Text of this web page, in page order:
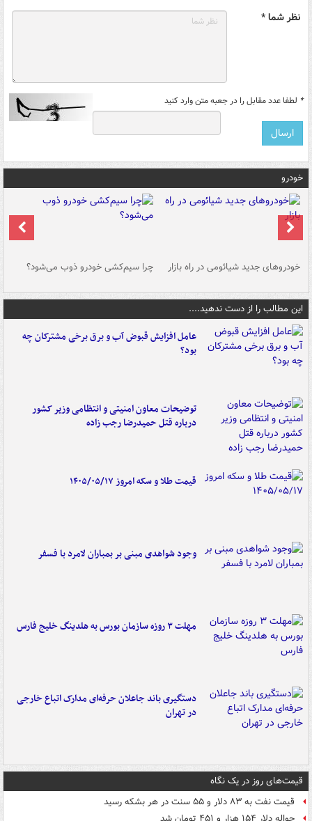
نظر شما *
* لطفا عدد مقابل را در جعبه متن وارد کنید
خودرو
خودروهای جدید شیائومی در راه بازار چرا سیم‌کشی خودرو ذوب می‌شود؟
این مطالب را از دست ندهید....
عامل افزایش قبوض آب و برق برخی مشترکان چه
بود؟
توضیحات معاون امنیتی و انتظامی وزیر کشور
درباره قتل حمیدرضا رجب زاده
قیمت طلا و سکه امروز ۱۴۰۵/۰۵/۱۷
وجود شواهدی مبنی بر بمباران لامرد با فسفر
مهلت ۳ روزه سازمان بورس به هلدینگ خلیج فارس
دستگیری باند جاعلان حرفه‌ای مدارک اتباع خارجی
در تهران
قیمت‌های روز در یک نگاه
قیمت نفت به ۸۳ دلار و ۵۵ سنت در هر بشکه رسید